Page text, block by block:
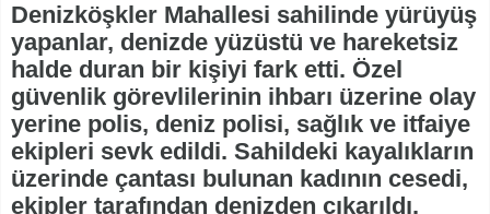
Denizköşkler Mahallesi sahilinde yürüyüş
yapanlar, denizde yüzüstü ve hareketsiz
halde duran bir kişiyi fark etti. Özel
güvenlik görevlilerinin ihbarı üzerine olay
yerine polis, deniz polisi, sağlık ve itfaiye
ekipleri sevk edildi. Sahildeki kayalıkların
üzerinde çantası bulunan kadının cesedi,
ekipler tarafından denizden çıkarıldı.